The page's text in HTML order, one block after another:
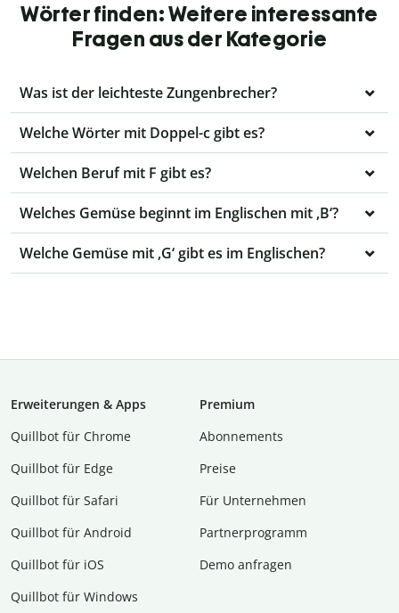
Wörter finden: Weitere interessante
Fragen aus der Kategorie
Was ist der leichteste Zungenbrecher?
Welche Wörter mit Doppel-c gibt es?
Welchen Beruf mit F gibt es?
Welches Gemüse beginnt im Englischen mit ,B‘?
Welche Gemüse mit ,G‘ gibt es im Englischen?
Erweiterungen & Apps
Quillbot für Chrome
Quillbot für Edge
Quillbot für Safari
Quillbot für Android
Quillbot für iOS
Quillbot für Windows
Premium
Abon­ne­ments
Preise
Für Unternehmen
Partnerprogramm
Demo anfragen